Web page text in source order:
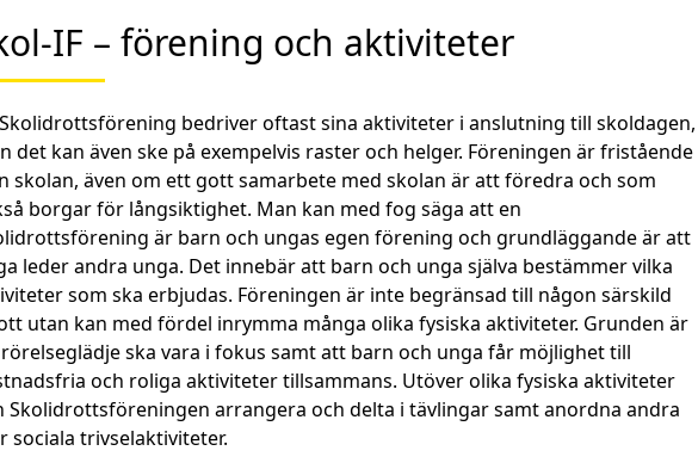
IF – förening och aktiviteter
bedriver oftast sina aktiviteter i anslutning till skoldagen,
det kan även ske på exempelvis raster och helger. Föreningen är fristående
skolan, även om ett gott samarbete med skolan är att föredra och som
borgar för långsiktighet. Man kan med fog säga att en
är barn och ungas egen förening och grundläggande är att
leder andra unga. Det innebär att barn och unga själva bestämmer vilka
som ska erbjudas. Föreningen är inte begränsad till någon särskild
utan kan med fördel inrymma många olika fysiska aktiviteter. Grunden är
ska vara i fokus samt att barn och unga får möjlighet till
och roliga aktiviteter tillsammans. Utöver olika fysiska aktiviteter
Skolidrottsföreningen arrangera och delta i tävlingar samt anordna andra
sociala trivselaktiviteter.